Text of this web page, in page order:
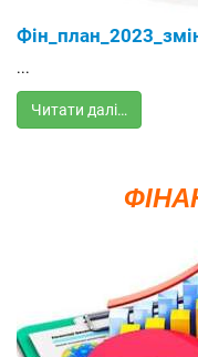
...
Читати далі…